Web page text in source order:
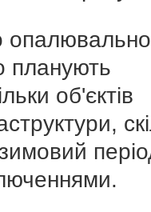
планують
об'єктів